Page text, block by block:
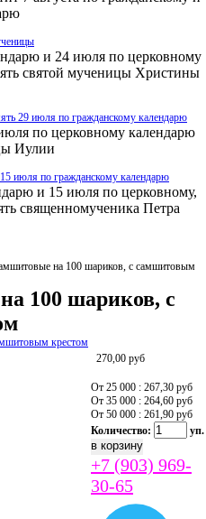
и 24 июля по церковному
святой мученицы Христины
29 июля по гражданскому календарю
по церковному календарю
Иулии
июля по гражданскому календарю
и 15 июля по церковному,
священномученика Петра
на 100 шариков, с самшитовым
100 шариков, с
270,00 руб
От 25 000 : 267,30 руб
От 35 000 : 264,60 руб
От 50 000 : 261,90 руб
Количество:
уп.
+7 (903) 969-
30-65